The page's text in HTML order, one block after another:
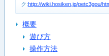
ク:http://wiki.hosiken.jp/petc3gou/
概要
遊び方
操作方法